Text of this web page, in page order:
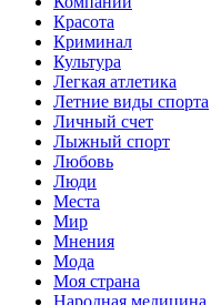
Красота
Криминал
Культура
Легкая атлетика
Летние виды спорта
Личный счет
Лыжный спорт
Любовь
Люди
Места
Мир
Мнения
Мода
Моя страна
Народная медицина